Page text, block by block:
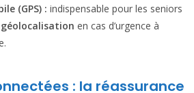
(GPS) : indispensable pour les seniors
géolocalisation en cas d’urgence à
: la réassurance